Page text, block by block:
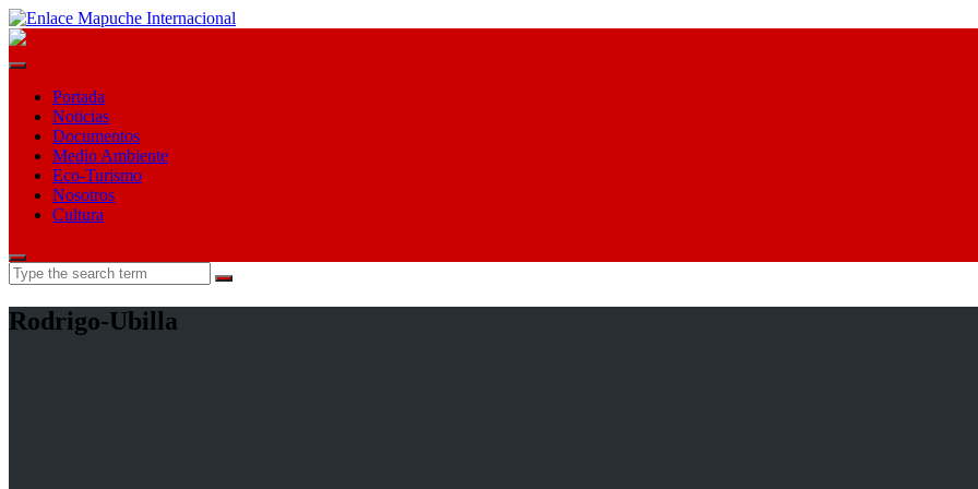
Portada
Noticias
Documentos
Medio Ambiente
Eco-Turismo
Nosotros
Cultura
Search
for:
Rodrigo-Ubilla